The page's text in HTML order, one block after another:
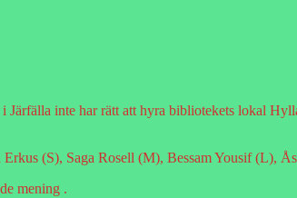
inte har rätt att hyra bibliotekets lokal
(S), Saga Rosell (M), Bessam Yousif (L),
mening .